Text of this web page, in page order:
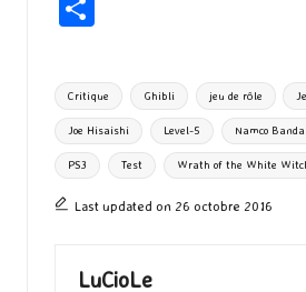
o
o
k
d
o
n
l
ky bl
r
ta
g
er
Tags:
Critique Ghibli jeu de rôle
Joe Hisaishi Level-5 Namco
PS3 Test Wrath of the White
Last updated on 26 octobre 2016
LuCioLe